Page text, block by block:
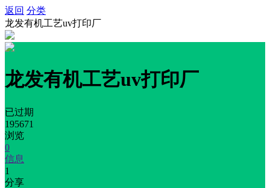
返回 分类
龙发有机工艺uv打印厂
龙发有机工艺uv打印厂
已过期
195671
浏览
0
信息
1
分享